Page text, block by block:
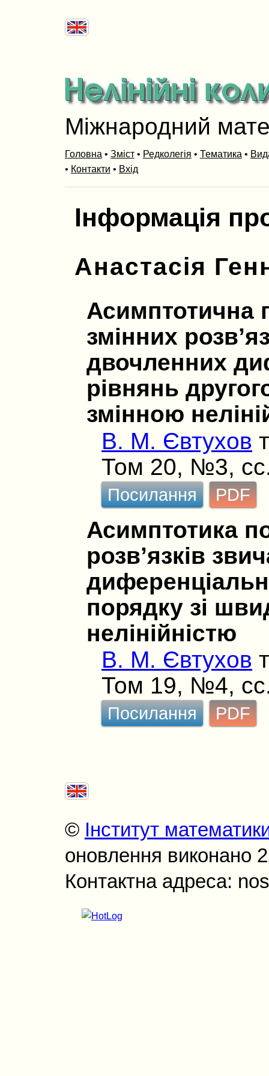
Міжнародний
Головна • Зміст• Редколегія • Тематика •
• Контакти • Вхід
Інформація
Анастасія
Асимптотична
змінних
двочленних
рівнянь
змінною
В. М. Євтухов
Том 20, №3,
Посилання PDF
Асимптотика
розв’язків
порядку зі
нелінійністю
В. М. Євтухов
Том 19, №4,
Посилання PDF
© Інститут
оновлення виконано
Контактна адреса: